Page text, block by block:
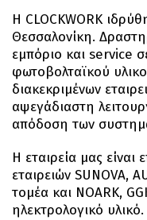
Η CLOCKWORK
Θεσσαλονίκη.
εμπόριο και service
φωτοβολταϊκού
διακεκριμένων
αψεγάδιαστη
απόδοση των
Η εταιρεία μας
εταιρειών SUNOVA,
τομέα και NOARK,
ηλεκτρολογικό υλικό.